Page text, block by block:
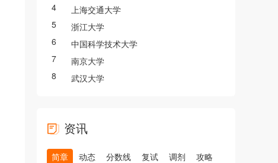
4
上海交通大学
5
浙江大学
6
中国科学技术大学
7
南京大学
8
武汉大学
资讯
简章 动态 分数线 复试 调剂 攻略